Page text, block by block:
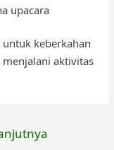
upacara
keberkahan
aktivitas